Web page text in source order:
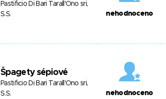
Pastificio Di Bari Tarall'Ono sri,
S.S.
nehodnoceno
Špagety sépiové
Pastificio Di Bari Tarall'Ono sri,
S.S.
nehodnoceno